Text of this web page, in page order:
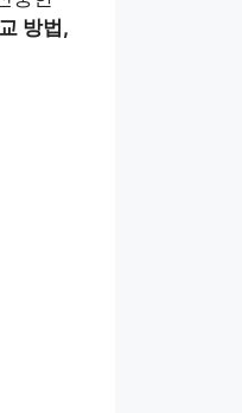
방법,